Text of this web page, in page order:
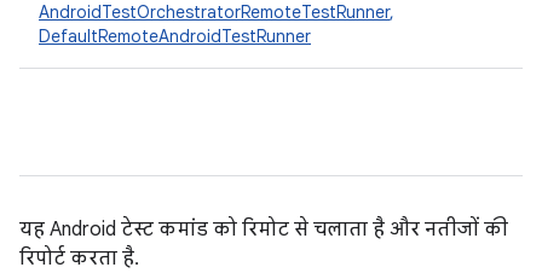
AndroidTestOrchestratorRemoteTestRunner,
DefaultRemoteAndroidTestRunner
यह Android टेस्ट कमांड को रिमोट से चलाता है और नतीजों की
रिपोर्ट करता है.